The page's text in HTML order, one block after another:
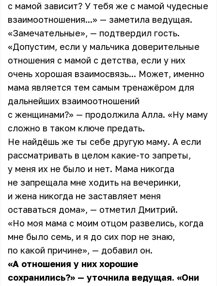
с мамой зависит? У тебя же с мамой чудесные
взаимоотношения...» — заметила ведущая.
«Замечательные», — подтвердил гость.
«Допустим, если у мальчика доверительные
отношения с мамой с детства, если у них
очень хорошая взаимосвязь... Может, именно
мама является тем самым тренажёром для
дальнейших взаимоотношений
с женщинами?» — продолжила Алла. «Ну маму
сложно в таком ключе предать.
Не найдёшь же ты себе другую маму. А если
рассматривать в целом какие-то запреты,
у меня их не было и нет. Мама никогда
не запрещала мне ходить на вечеринки,
и жена никогда не заставляет меня
оставаться дома», — отметил Дмитрий.
«Но моя мама с моим отцом развелись, когда
мне было семь, и я до сих пор не знаю,
по какой причине», — добавил он.
«А отношения у них хорошие
сохранились?» — уточнила ведущая. «Они